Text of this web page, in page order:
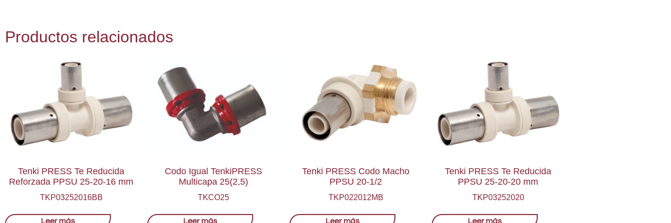
Productos relacionados
Tenki PRESS Te Reducida
Reforzada PPSU 25-20-16 mm
TKP03252016BB
Leer más
Codo Igual TenkiPRESS
Multicapa 25(2,5)
TKCO25
Leer más
Tenki PRESS Codo Macho
PPSU 20-1/2
TKP022012MB
Leer más
Tenki PRESS Te Reducida
PPSU 25-20-20 mm
TKP03252020
Leer más